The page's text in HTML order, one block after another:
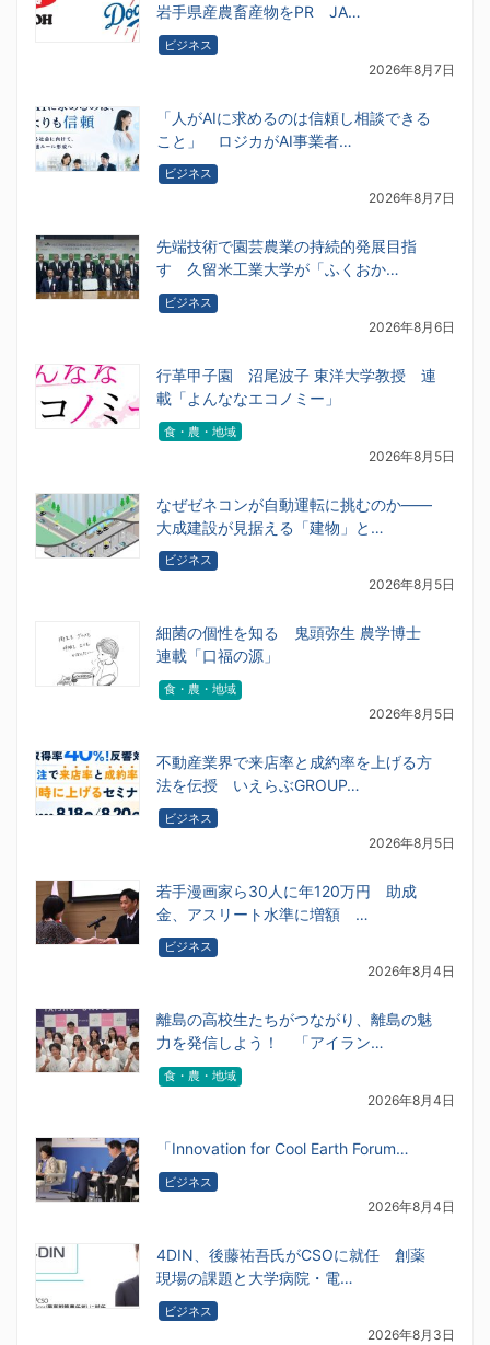
岩手県産農畜産物をPR JA…
ビジネス
2026年8月7日
「人がAIに求めるのは信頼し相談できる
こと」 ロジカがAI事業者…
ビジネス
2026年8月7日
先端技術で園芸農業の持続的発展目指
す 久留米工業大学が「ふくおか…
ビジネス
2026年8月6日
行革甲子園 沼尾波子 東洋大学教授 連
載「よんななエコノミー」
食・農・地域
2026年8月5日
なぜゼネコンが自動運転に挑むのか――
大成建設が見据える「建物」と…
ビジネス
2026年8月5日
細菌の個性を知る 鬼頭弥生 農学博士
連載「口福の源」
食・農・地域
2026年8月5日
不動産業界で来店率と成約率を上げる方
法を伝授 いえらぶGROUP…
ビジネス
2026年8月5日
若手漫画家ら30人に年120万円 助成
金、アスリート水準に増額 …
ビジネス
2026年8月4日
離島の高校生たちがつながり、離島の魅
力を発信しよう！ 「アイラン…
食・農・地域
2026年8月4日
「Innovation for Cool Earth Forum…
ビジネス
2026年8月4日
4DIN、後藤祐吾氏がCSOに就任 創薬
現場の課題と大学病院・電…
ビジネス
2026年8月3日